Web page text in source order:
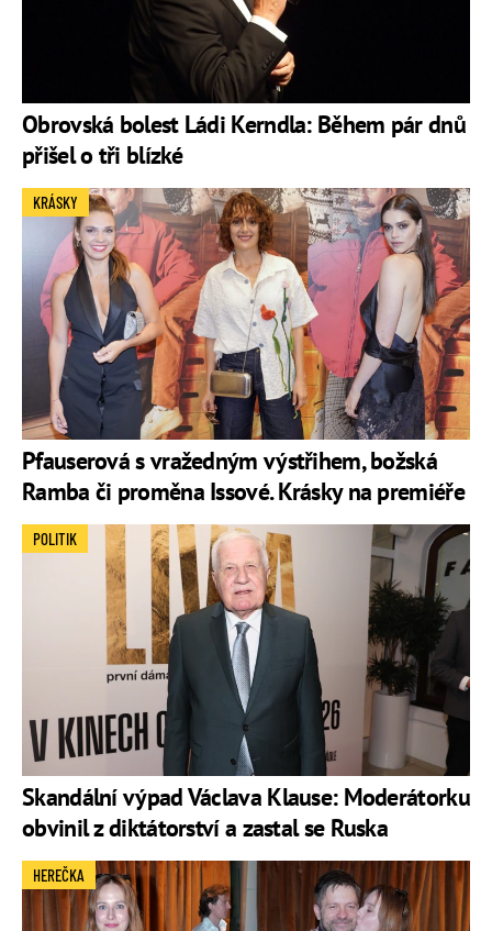
Obrovská bolest Ládi Kerndla: Během pár dnů
přišel o tři blízké
Pfauserová s vražedným výstřihem, božská
Ramba či proměna Issové. Krásky na premiéře
KRÁSKY
Skandální výpad Václava Klause: Moderátorku
obvinil z diktátorství a zastal se Ruska
POLITIK
HEREČKA